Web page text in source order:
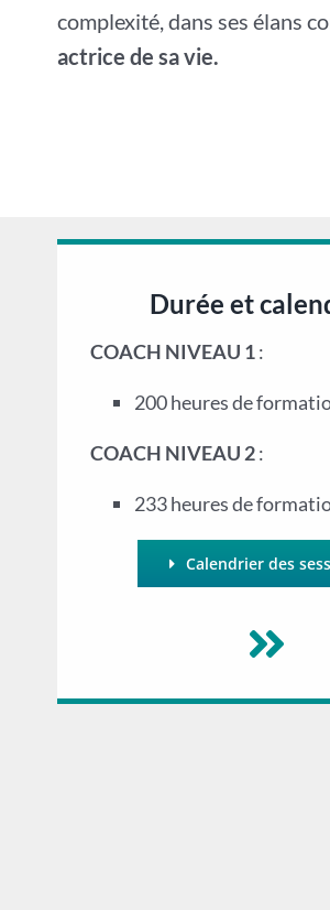
complexité, dans ses élans
actrice de sa vie.
Durée et
COACH NIVEAU 1:
200 heures de
COACH NIVEAU 2:
233 heures de
Calendrier des